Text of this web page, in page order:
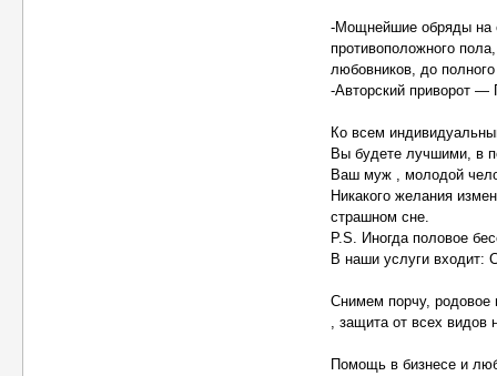
-Мощнейшие обряды на
противоположного
любовников, до
-Авторский приворот —
Ко всем
Вы будете лучшими, в
Ваш муж , молодой
Никакого желания
страшном сне.
P.S. Иногда половое
В наши услуги входит:
Снимем порчу, родовое
, защита от всех видов
Помощь в бизнесе и